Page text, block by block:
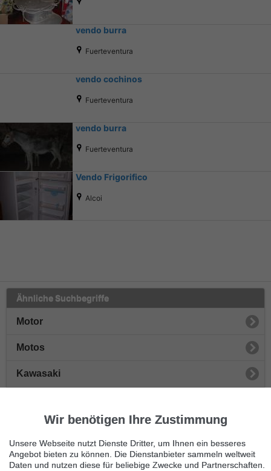
vendo burra
Fuerteventura
vendo cochinos
Fuerteventura
vendo burra
Fuerteventura
Vendo Frigorifico
Alcoi
Ähnliche Suchbegriffe
Motor
Motos
Kawasaki
Suzuki
Honda
Wir benötigen Ihre Zustimmung
Unsere Webseite nutzt Dienste Dritter, um Ihnen ein besseres
Angebot bieten zu können. Die Dienstanbieter sammeln weltweit
Daten und nutzen diese für beliebige Zwecke und Partnerschaften.